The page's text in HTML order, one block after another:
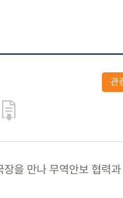
관
을 만나 무역안보 협력과